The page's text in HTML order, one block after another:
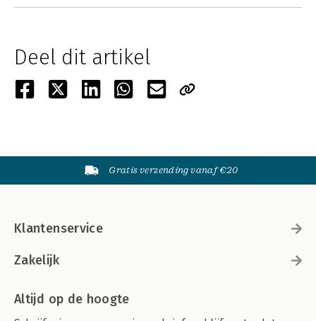
Deel dit artikel
Gratis verzending vanaf €20
Klantenservice
Zakelijk
Altijd op de hoogte